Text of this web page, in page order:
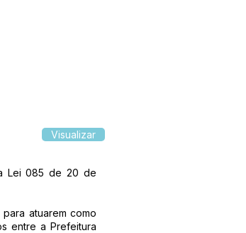
Visualizar
Lei 085 de 20 de
atuarem como
entre a Prefeitura